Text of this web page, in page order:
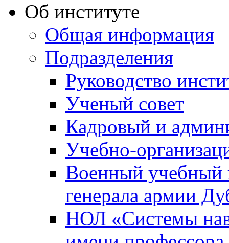
Об институте
Общая информация
Подразделения
Руководство
Ученый совет
Кадровый и
Учебно-
Военный учебный
генерала армии
НОЛ «Системы